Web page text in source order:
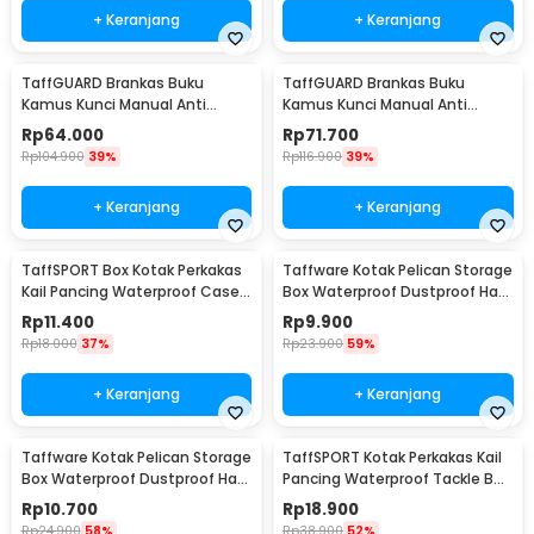
+ Keranjang + Keranjang
TaffGUARD Brankas Buku
Kamus Kunci Manual Anti
Maling Hidden Safe Box Sedang
- KB-10L
Rp64.000
Rp104.900 39%
+ Keranjang
TaffGUARD Brankas Buku
Kamus Kunci Manual Anti
Maling Hidden Safe Box Besar -
KB-10L
Rp71.700
Rp116.900 39%
+ Keranjang
TaffSPORT Box Kotak Perkakas
Kail Pancing Waterproof Case -
Q041
Rp11.400
Rp18.000 37%
+ Keranjang
Taffware Kotak Pelican Storage
Box Waterproof Dustproof Hard
Case ABS S - G10/J020
Rp9.900
Rp23.900 59%
+ Keranjang
Taffware Kotak Pelican Storage
Box Waterproof Dustproof Hard
Case ABS L - G10/J020
Rp10.700
TaffSPORT Kotak Perkakas Kail
Pancing Waterproof Tackle Box
12 Grid - MCC01
Rp18.900